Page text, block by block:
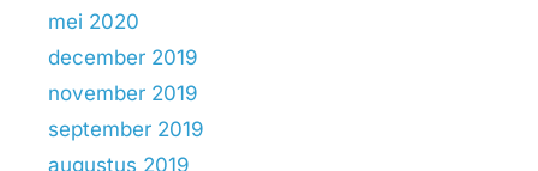
mei 2020
december 2019
november 2019
september 2019
augustus 2019